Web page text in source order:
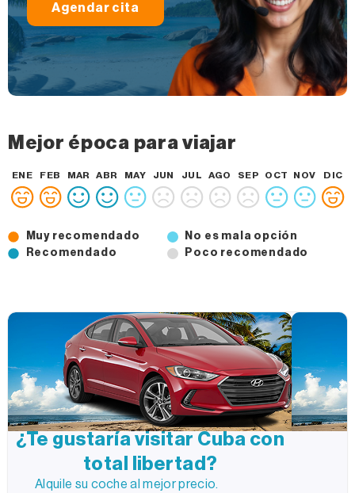
Agendar cita
Mejor época para viajar
ENE FEB MAR ABR MAY JUN JUL AGO SEP OCT NOV DIC
Muy recomendado
Recomendado
No es mala opción
Poco recomendado
¿Te gustaría visitar Cuba con
total libertad?
Alquile su coche al mejor precio.